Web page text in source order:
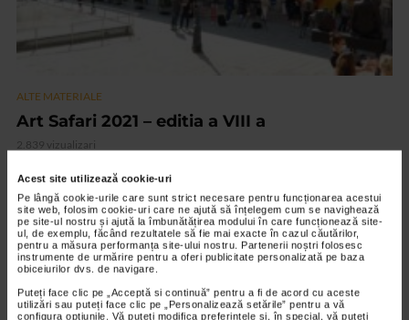
Acest site utilizează cookie-uri
Pe lângă cookie-urile care sunt strict necesare pentru funcționarea acestui
site web, folosim cookie-uri care ne ajută să înțelegem cum se navighează
pe site-ul nostru și ajută la îmbunătățirea modului în care funcționează site-
ul, de exemplu, făcând rezultatele să fie mai exacte în cazul căutărilor,
pentru a măsura performanța site-ului nostru. Partenerii noștri folosesc
instrumente de urmărire pentru a oferi publicitate personalizată pe baza
obiceiurilor dvs. de navigare.
Puteți face clic pe „Acceptă si continuă” pentru a fi de acord cu aceste
utilizări sau puteți face clic pe „Personalizează setările” pentru a vă
configura opțiunile. Vă puteți modifica preferințele și, în special, vă puteți
ALTE MATERIALE
Art Safari 2021 – editia a VIII a
2.839 vizualizari
VIDEO